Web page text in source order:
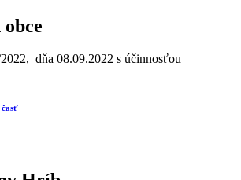
dňa 08.09.2022 s účinnosťou